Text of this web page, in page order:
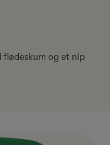
flødeskum og et nip